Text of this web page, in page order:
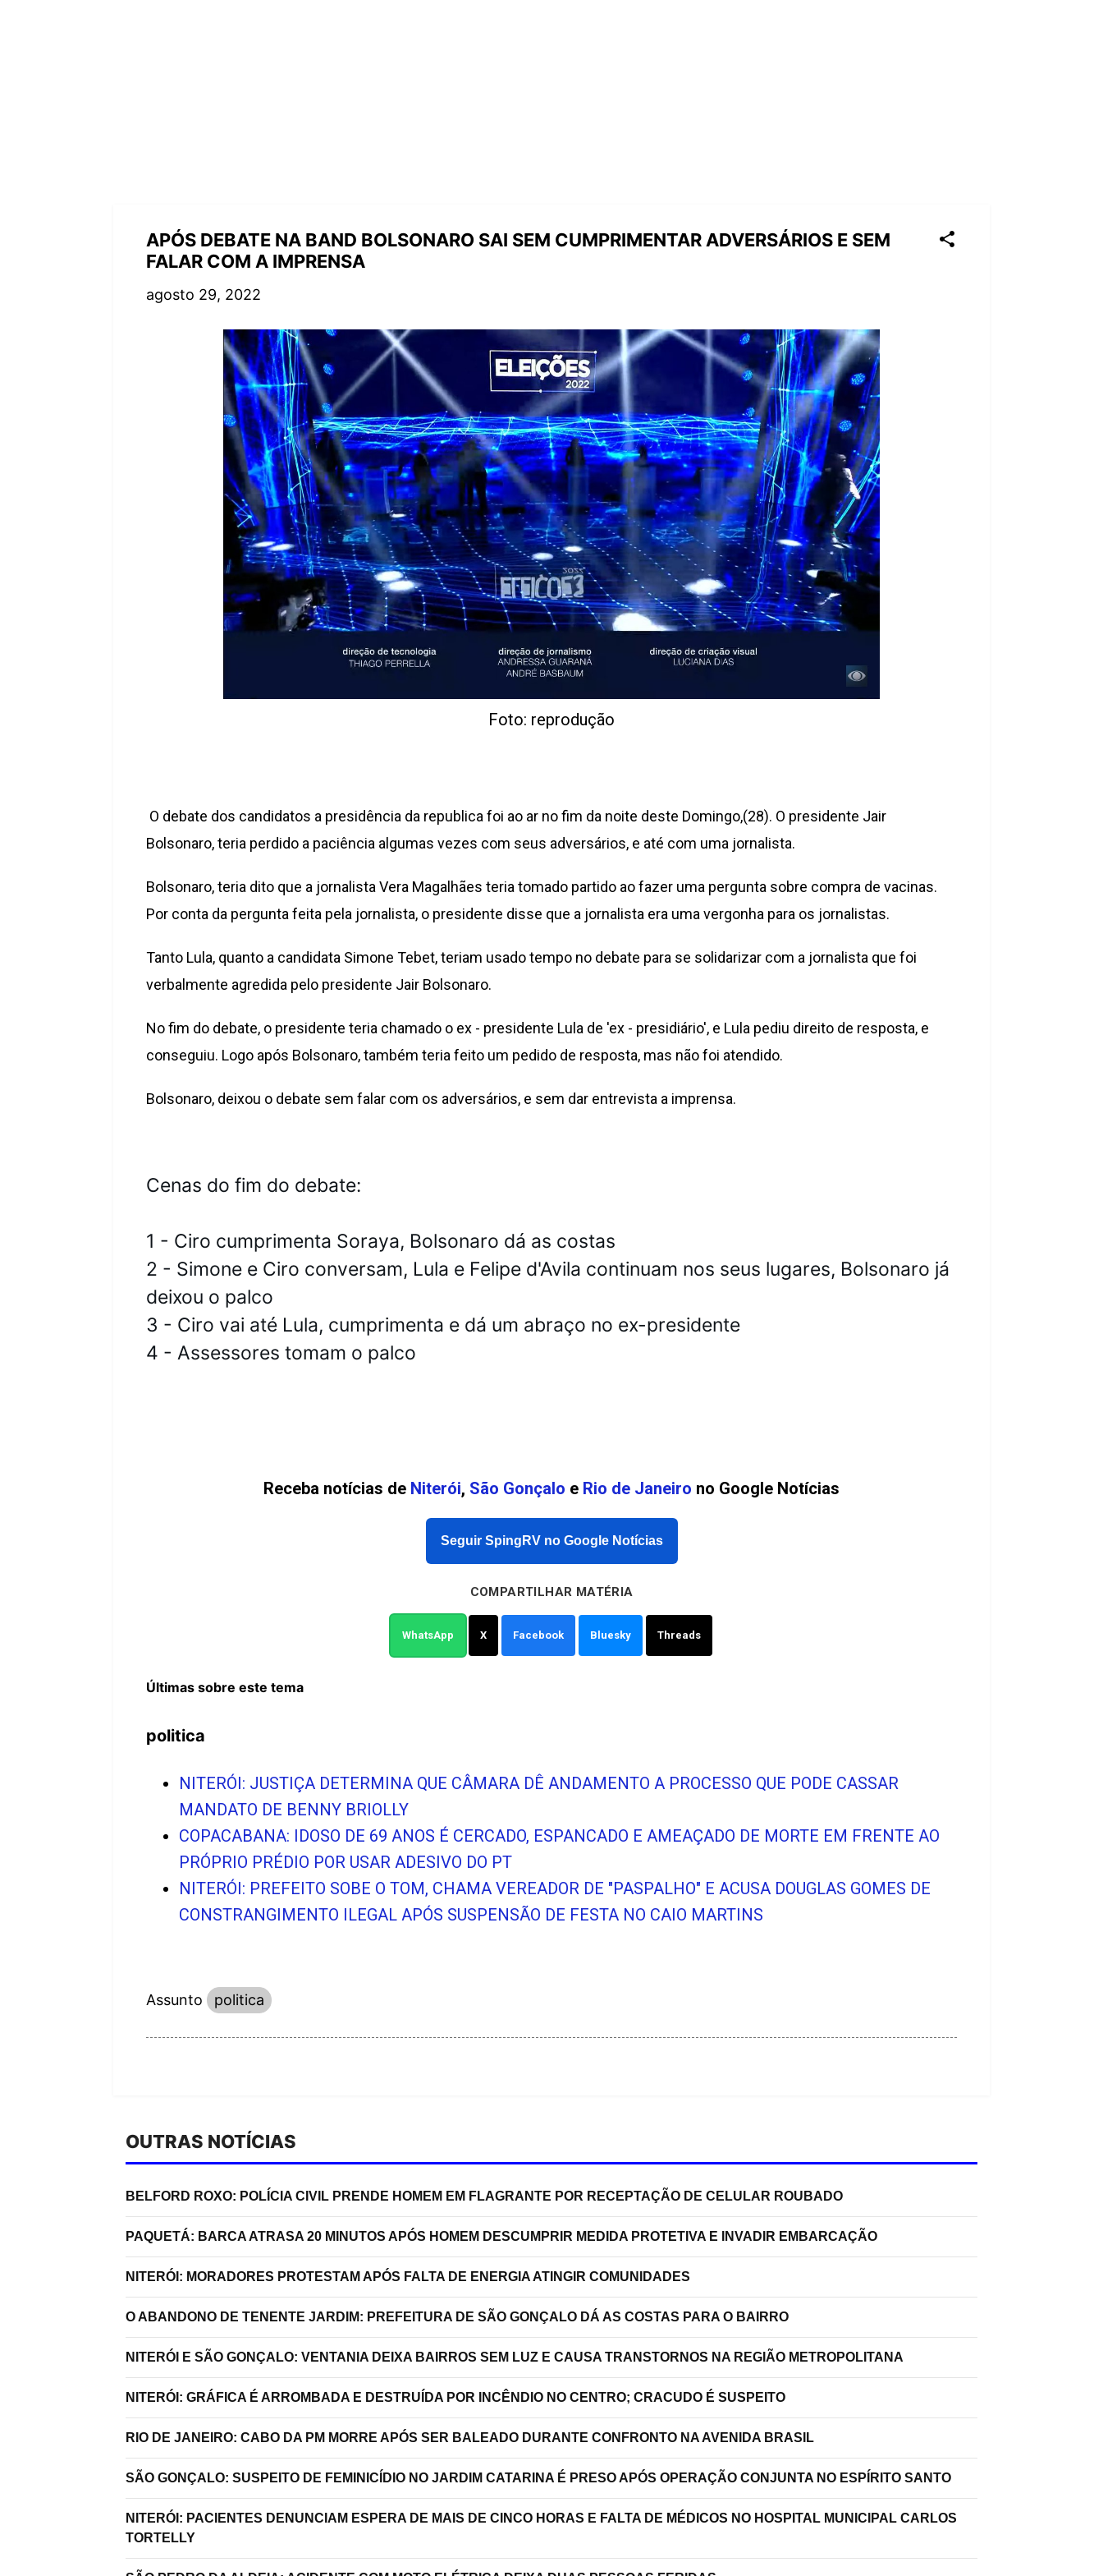
APÓS DEBATE NA BAND BOLSONARO SAI SEM CUMPRIMENTAR ADVERSÁRIOS E SEM
FALAR COM A IMPRENSA
agosto 29, 2022
Foto: reprodução
O debate dos candidatos a presidência da republica foi ao ar no fim da noite deste Domingo,(28). O presidente Jair
Bolsonaro, teria perdido a paciência algumas vezes com seus adversários, e até com uma jornalista.
Bolsonaro, teria dito que a jornalista Vera Magalhães teria tomado partido ao fazer uma pergunta sobre compra de vacinas.
Por conta da pergunta feita pela jornalista, o presidente disse que a jornalista era uma vergonha para os jornalistas.
Tanto Lula, quanto a candidata Simone Tebet, teriam usado tempo no debate para se solidarizar com a jornalista que foi
verbalmente agredida pelo presidente Jair Bolsonaro.
No fim do debate, o presidente teria chamado o ex - presidente Lula de 'ex - presidiário', e Lula pediu direito de resposta, e
conseguiu. Logo após Bolsonaro, também teria feito um pedido de resposta, mas não foi atendido.
Bolsonaro, deixou o debate sem falar com os adversários, e sem dar entrevista a imprensa.
Cenas do fim do debate:
1 - Ciro cumprimenta Soraya, Bolsonaro dá as costas
2 - Simone e Ciro conversam, Lula e Felipe d'Avila continuam nos seus lugares, Bolsonaro já
deixou o palco
3 - Ciro vai até Lula, cumprimenta e dá um abraço no ex-presidente
4 - Assessores tomam o palco
Receba notícias de Niterói, São Gonçalo e Rio de Janeiro no Google Notícias
Seguir SpingRV no Google Notícias
COMPARTILHAR MATÉRIA
WhatsApp X Facebook Bluesky Threads
Últimas sobre este tema
politica
NITERÓI: JUSTIÇA DETERMINA QUE CÂMARA DÊ ANDAMENTO A PROCESSO QUE PODE CASSAR
MANDATO DE BENNY BRIOLLY
COPACABANA: IDOSO DE 69 ANOS É CERCADO, ESPANCADO E AMEAÇADO DE MORTE EM FRENTE AO
PRÓPRIO PRÉDIO POR USAR ADESIVO DO PT
NITERÓI: PREFEITO SOBE O TOM, CHAMA VEREADOR DE "PASPALHO" E ACUSA DOUGLAS GOMES DE
CONSTRANGIMENTO ILEGAL APÓS SUSPENSÃO DE FESTA NO CAIO MARTINS
Assunto politica
OUTRAS NOTÍCIAS
BELFORD ROXO: POLÍCIA CIVIL PRENDE HOMEM EM FLAGRANTE POR RECEPTAÇÃO DE CELULAR ROUBADO
PAQUETÁ: BARCA ATRASA 20 MINUTOS APÓS HOMEM DESCUMPRIR MEDIDA PROTETIVA E INVADIR EMBARCAÇÃO
NITERÓI: MORADORES PROTESTAM APÓS FALTA DE ENERGIA ATINGIR COMUNIDADES
O ABANDONO DE TENENTE JARDIM: PREFEITURA DE SÃO GONÇALO DÁ AS COSTAS PARA O BAIRRO
NITERÓI E SÃO GONÇALO: VENTANIA DEIXA BAIRROS SEM LUZ E CAUSA TRANSTORNOS NA REGIÃO METROPOLITANA
NITERÓI: GRÁFICA É ARROMBADA E DESTRUÍDA POR INCÊNDIO NO CENTRO; CRACUDO É SUSPEITO
RIO DE JANEIRO: CABO DA PM MORRE APÓS SER BALEADO DURANTE CONFRONTO NA AVENIDA BRASIL
SÃO GONÇALO: SUSPEITO DE FEMINICÍDIO NO JARDIM CATARINA É PRESO APÓS OPERAÇÃO CONJUNTA NO ESPÍRITO SANTO
NITERÓI: PACIENTES DENUNCIAM ESPERA DE MAIS DE CINCO HORAS E FALTA DE MÉDICOS NO HOSPITAL MUNICIPAL CARLOS
TORTELLY